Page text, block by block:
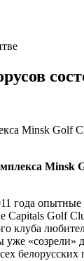
Minsk Golf
Minsk
года
Capitals Golf
клуба
«созрели»